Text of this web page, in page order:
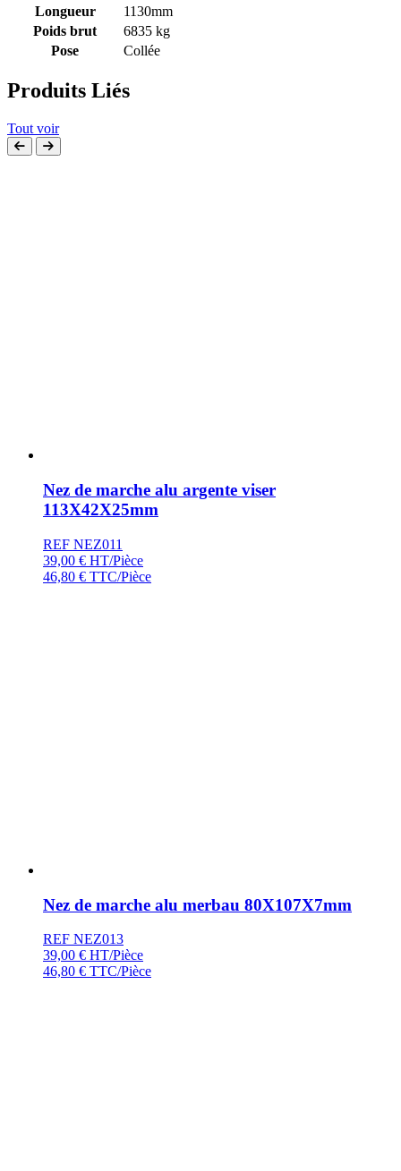
Longueur
1130mm
Poids brut
6835 kg
Pose
Collée
Produits Liés
Tout voir
Nez de marche alu argente viser
113X42X25mm
REF NEZ011
39,00 € HT/Pièce
46,80 € TTC/Pièce
Nez de marche alu merbau 80X107X7mm
REF NEZ013
39,00 € HT/Pièce
46,80 € TTC/Pièce